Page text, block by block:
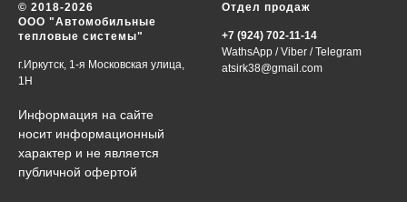
© 2018-2026
ООО "Автомобильные
тепловые системы"
г.Иркутск, 1-я Московская улица,
1Н
Информация на сайте
носит информационный
характер и не является
публичной офертой
Отдел продаж
+7 (924) 702-11-14
WathsApp /Viber /Telegram
atsirk38@gmail.com